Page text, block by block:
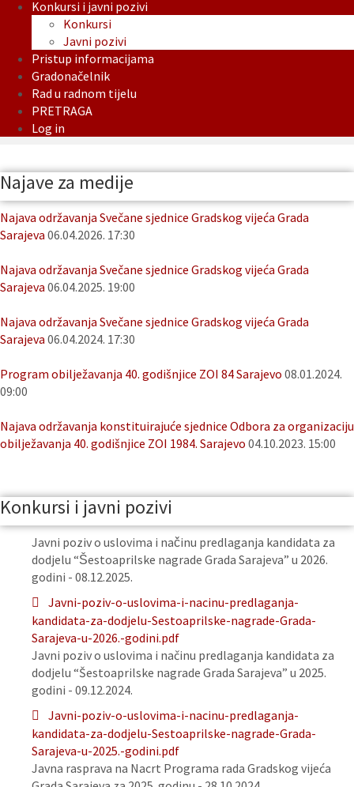
Konkursi i javni pozivi
Konkursi
Javni pozivi
Pristup informacijama
Gradonačelnik
Rad u radnom tijelu
PRETRAGA
Log in
Najave za medije
Najava održavanja Svečane sjednice Gradskog vijeća Grada
Sarajeva 06.04.2026. 17:30
Najava održavanja Svečane sjednice Gradskog vijeća Grada
Sarajeva 06.04.2025. 19:00
Najava održavanja Svečane sjednice Gradskog vijeća Grada
Sarajeva 06.04.2024. 17:30
Program obilježavanja 40. godišnjice ZOI 84 Sarajevo 08.01.2024.
09:00
Najava održavanja konstituirajuće sjednice Odbora za organizaciju
obilježavanja 40. godišnjice ZOI 1984. Sarajevo 04.10.2023. 15:00
Konkursi i javni pozivi
Javni poziv o uslovima i načinu predlaganja kandidata za
dodjelu “Šestoaprilske nagrade Grada Sarajeva” u 2026.
godini - 08.12.2025.
Javni-poziv-o-uslovima-i-nacinu-predlaganja-
kandidata-za-dodjelu-Sestoaprilske-nagrade-Grada-
Sarajeva-u-2026.-godini.pdf
Javni poziv o uslovima i načinu predlaganja kandidata za
dodjelu “Šestoaprilske nagrade Grada Sarajeva” u 2025.
godini - 09.12.2024.
Javni-poziv-o-uslovima-i-nacinu-predlaganja-
kandidata-za-dodjelu-Sestoaprilske-nagrade-Grada-
Sarajeva-u-2025.-godini.pdf
Javna rasprava na Nacrt Programa rada Gradskog vijeća